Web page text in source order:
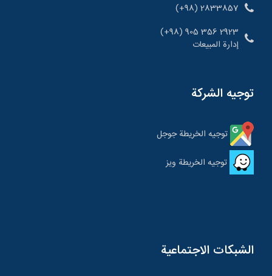
(+98) 2833857
2923 356 905 (98+)
إدارة المبيعات
توجيه الشركة
توجيه الخريطة جوجل
توجيه الخريطة ویز
الشبكات الاجتماعية